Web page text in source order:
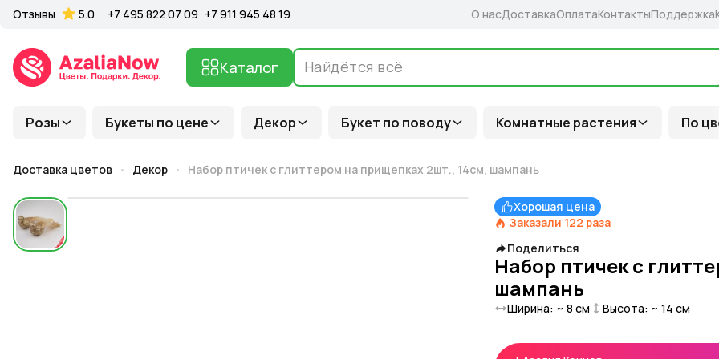
Розы Букеты по цене Декор Букет по поводу Комнатные растения По
Каталог
Отзывы 5.0 +7 495 822 07 09 +7 911 945 48 19 О насДоставкаОплатаКонтактыПоддержка
Доставка цветов Декор Набор птичек с глиттером на прищепках 2шт., 14см, шампань
Хорошая цена
Заказали 122 раза
Поделиться
Набор птичек с
шампань
Ширина: ~ 8 см Высота: ~ 14 см